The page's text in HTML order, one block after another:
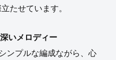
たせています。
いメロディー
ンプルな編成ながら、心